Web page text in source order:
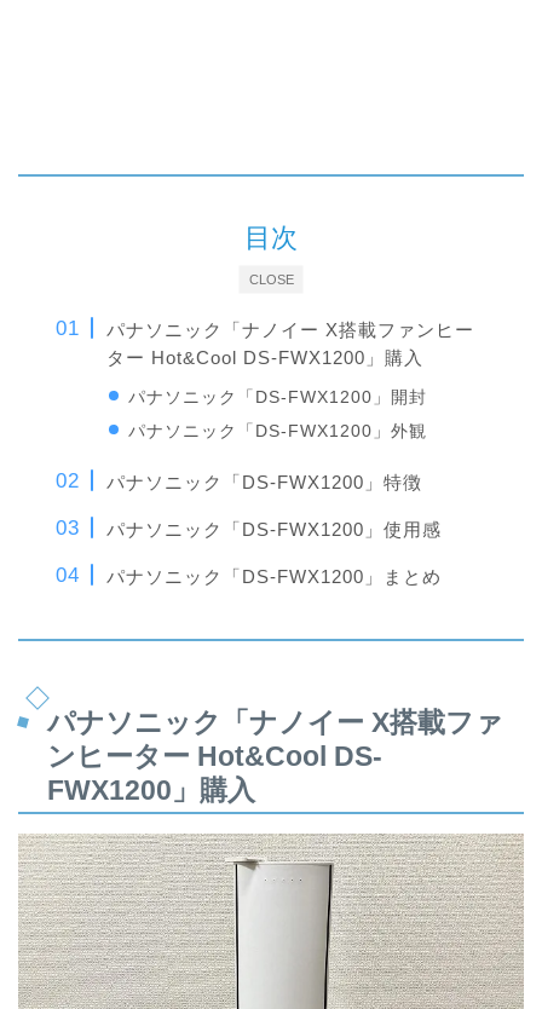
CLOSE
目次
パナソニック「ナノイー X搭載ファンヒー
ター Hot&Cool DS-FWX1200」購入
パナソニック「DS-FWX1200」開封
パナソニック「DS-FWX1200」外観
パナソニック「DS-FWX1200」特徴
パナソニック「DS-FWX1200」使用感
パナソニック「DS-FWX1200」まとめ
パナソニック「ナノイー X搭載ファ
ンヒーター Hot&Cool DS-
FWX1200」購入